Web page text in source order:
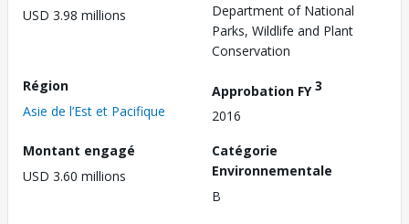
USD 3.98 millions
Department of National
Parks, Wildlife and Plant
Conservation
Région
Asie de l’Est et Pacifique
Approbation FY3
2016
Montant engagé
USD 3.60 millions
Catégorie
Environnementale
B